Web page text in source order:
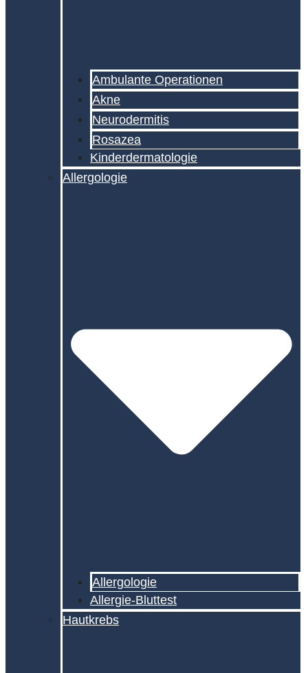
Ambulante Operationen
Akne
Neurodermitis
Rosazea
Kinderdermatologie
Allergologie
Allergologie
Allergie-Bluttest
Hautkrebs